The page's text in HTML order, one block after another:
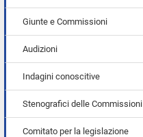
Giunte e Commissioni
Audizioni
Indagini conoscitive
Stenografici delle Commissioni
Comitato per la legislazione